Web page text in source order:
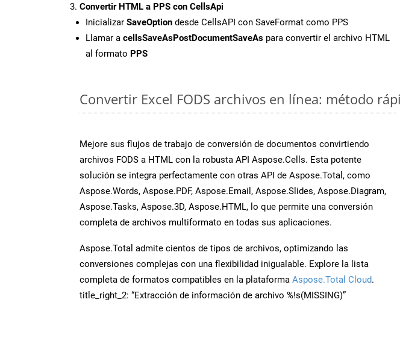
Convertir HTML a PPS con CellsApi
Inicializar SaveOption desde CellsAPI con SaveFormat como PPS
Llamar a cellsSaveAsPostDocumentSaveAs para convertir el archivo HTML
al formato PPS
Convertir Excel FODS archivos en línea: método
Mejore sus flujos de trabajo de conversión de documentos convirtiendo
archivos FODS a HTML con la robusta API Aspose.Cells. Esta potente
solución se integra perfectamente con otras API de Aspose.Total, como
Aspose.Words, Aspose.PDF, Aspose.Email, Aspose.Slides, Aspose.Diagram,
Aspose.Tasks, Aspose.3D, Aspose.HTML, lo que permite una conversión
completa de archivos multiformato en todas sus aplicaciones.
Aspose.Total admite cientos de tipos de archivos, optimizando las
conversiones complejas con una flexibilidad inigualable. Explore la lista
completa de formatos compatibles en la plataforma Aspose.Total Cloud.
title_right_2: “Extracción de información de archivo %!s(MISSING)”